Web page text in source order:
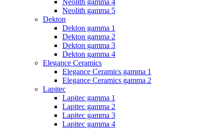
Neolith gamma 4
Neolith gamma 5
Dekton
Dekton gamma 1
Dekton gamma 2
Dekton gamma 3
Dekton gamma 4
Elegance Ceramics
Elegance Ceramics gamma 1
Elegance Ceramics gamma 2
Lapitec
Lapitec gamma 1
Lapitec gamma 2
Lapitec gamma 3
Lapitec gamma 4